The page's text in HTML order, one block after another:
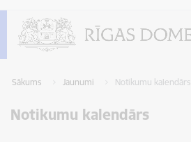
Sākums Jaunumi Notikumu kalendārs
Notikumu kalendārs